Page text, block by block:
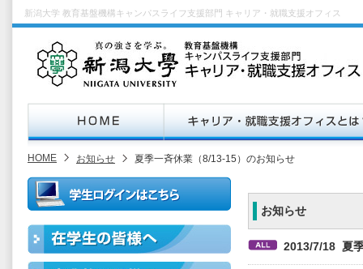
新潟大学 教育基盤機構キャンパスライフ支援部門 キャリア・就職支援オフィス
HOME お知らせ 夏季一斉休業（8/13-15）のお知らせ
お知らせ
2013/7/18 夏